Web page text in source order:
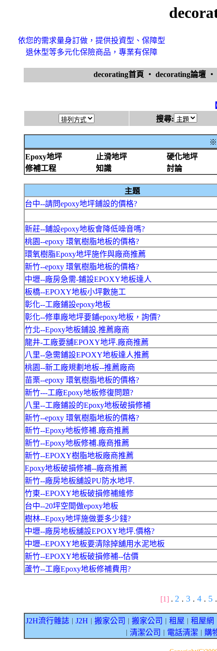
依您的需求量身訂做，提供投資型、保障型
退休型等多元化保險商品，專業有保障
decorating首頁 ‧ decorating論壇 ‧
搜尋:
※
Epoxy地坪
止滑地坪
硬化地坪
修補工程
知識 討論
主題
台中--請問epoxy地坪鋪設的價格?
新莊--鋪設epoxy地板會降低噪音嗎?
桃園--epoxy 環氧樹脂地板的價格?
環氧樹脂Epoxy地坪施作與廠商推薦
新竹--epoxy 環氧樹脂地板的價格?
中壢--廠房急需-鋪設EPOXY地板達人
板橋--EPOXY地板小坪數施工
彰化--工廠鋪設epoxy地板
彰化--修車廠地坪要鋪epoxy地板，詢價?
竹北--Epoxy地板鋪設.推薦廠商
龍井-工廠要舖EPOXY地坪.廠商推薦
八里--急需鋪設EPOXY地板達人推薦
桃園--新工廠規劃地板--推薦廠商
苗栗--epoxy 環氧樹脂地板的價格?
新竹---工廠Epoxy地板修復問題?
八里--工廠鋪設的Epoxy地板破損修補
新竹--epoxy 環氧樹脂地板的價格?
新竹--Epoxy地板修補.廠商推薦
新竹--Epoxy地板修補.廠商推薦
新竹--EPOXY樹脂地板廠商推薦
Epoxy地板破損修補--廠商推薦
新竹--廠房地板舖設PU防水地坪.
竹東--EPOXY地板破損修補維修
台中--20坪空間做epoxy地板
樹林--Epoxy地坪施做要多少錢?
中壢--廠房地板舖設EPOXY地坪.價格?
中壢--EPOXY地板要清除掉舖用水泥地板
新竹--EPOXY地板破損修補--估價
蘆竹--工廠Epoxy地板修補費用?
[1] . 2 . 3 . 4 . 5 .
J2H流行雜誌 J2H 搬家公司 搬家公司 租屋 租屋網
清潔公司 電話清潔 購